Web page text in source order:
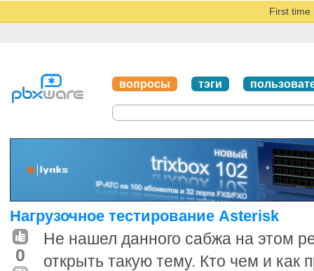
First time
вопросы тэги
Нагрузочное тестирование Asterisk
0
Не нашел данного сабжа на этом
открыть такую тему. Кто чем и как